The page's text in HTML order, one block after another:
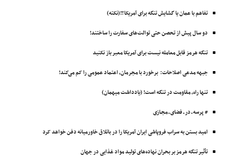
تفاهم با عمان یا گشایش تنگه برای آمریکا؟!(نکته)
دو سال پیش از تحصن حتی توالت‌های سفارت را ساختند!
تنگه هرمز قابل معامله نیست برای آمریکا معبر باز نکنید
جبهه مدعی اصلاحات: برخورد با مجرمان، اعتماد عمومی را کم می‌کند!
تنها راه، مقاومت در تنگه است! (یادداشت میهمان)
# پرسه ـ در ـ فضای ـ مجـازی
امید بستن به سراب فروپاشی ایران آمریکا را در باتلاق خاورمیانه دفن خواهد کرد
تأثیر تنگه هرمز بر بحران نهاده‌های تولید مواد غذایی در جهان